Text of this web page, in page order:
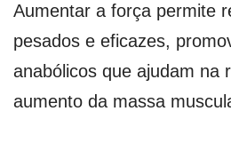
Aumentar a força permite
pesados e eficazes,
anabólicos que ajudam na
aumento da massa